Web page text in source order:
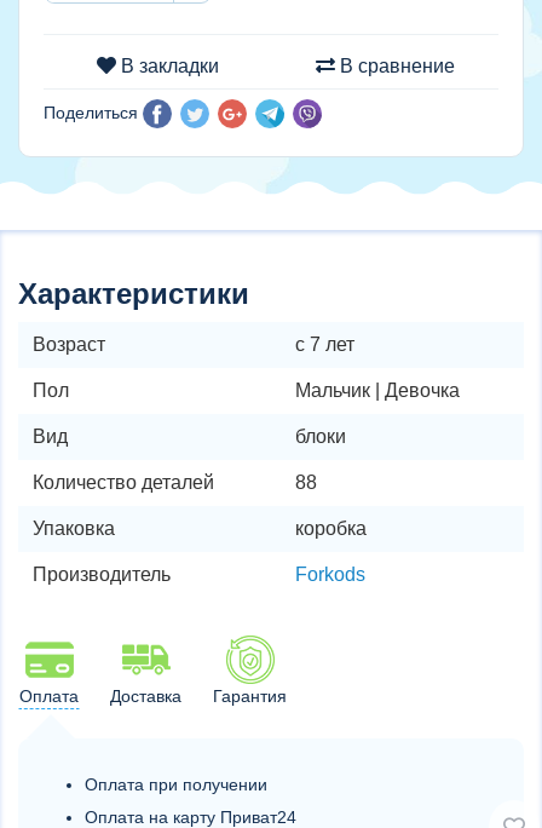
В закладки В сравнение
Поделиться
Характеристики
Возраст с 7 лет
Пол Мальчик | Девочка
Вид блоки
Количество деталей 88
Упаковка коробка
Производитель Forkods
Оплата Доставка Гарантия
Оплата при получении
Оплата на карту Приват24